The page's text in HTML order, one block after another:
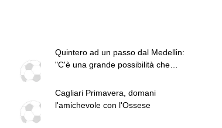
Quintero ad un passo dal Medellin:
"C'è una grande possibilità che
Cagliari Primavera, domani
l'amichevole con l'Ossese